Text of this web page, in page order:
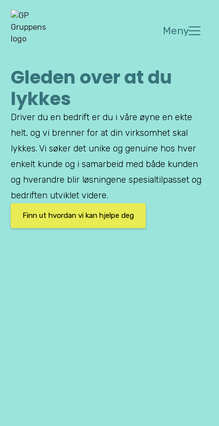
Meny
Gleden over at du
lykkes
Driver du en bedrift er du i våre øyne en ekte
helt, og vi brenner for at din virksomhet skal
lykkes. Vi søker det unike og genuine hos hver
enkelt kunde og i samarbeid med både kunden
og hverandre blir løsningene spesialtilpasset og
bedriften utviklet videre.
Finn ut hvordan vi kan hjelpe deg